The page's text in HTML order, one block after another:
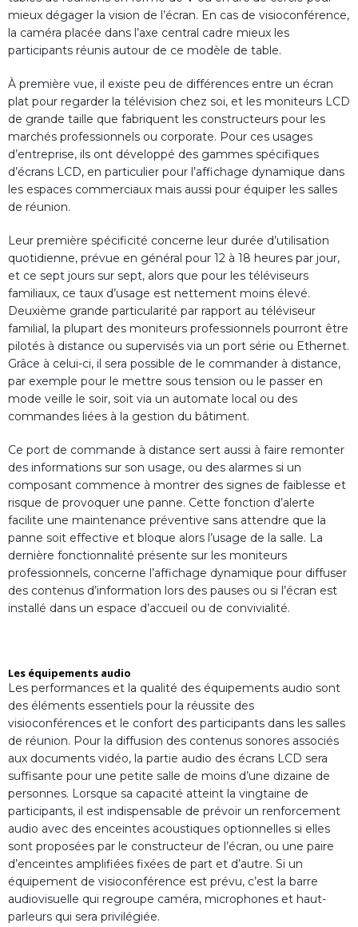
mieux dégager la vision de l’écran. En cas de visioconférence,
la caméra placée dans l’axe central cadre mieux les
participants réunis autour de ce modèle de table.
À première vue, il existe peu de différences entre un écran
plat pour regarder la télévision chez soi, et les moniteurs LCD
de grande taille que fabriquent les constructeurs pour les
marchés professionnels ou corporate. Pour ces usages
d’entreprise, ils ont développé des gammes spécifiques
d’écrans LCD, en particulier pour l’affichage dynamique dans
les espaces commerciaux mais aussi pour équiper les salles
de réunion.
Leur première spécificité concerne leur durée d’utilisation
quotidienne, prévue en général pour 12 à 18 heures par jour,
et ce sept jours sur sept, alors que pour les téléviseurs
familiaux, ce taux d’usage est nettement moins élevé.
Deuxième grande particularité par rapport au téléviseur
familial, la plupart des moniteurs professionnels pourront être
pilotés à distance ou supervisés via un port série ou Ethernet.
Grâce à celui-ci, il sera possible de le commander à distance,
par exemple pour le mettre sous tension ou le passer en
mode veille le soir, soit via un automate local ou des
commandes liées à la gestion du bâtiment.
Ce port de commande à distance sert aussi à faire remonter
des informations sur son usage, ou des alarmes si un
composant commence à montrer des signes de faiblesse et
risque de provoquer une panne. Cette fonction d’alerte
facilite une maintenance préventive sans attendre que la
panne soit effective et bloque alors l’usage de la salle. La
dernière fonctionnalité présente sur les moniteurs
professionnels, concerne l’affichage dynamique pour diffuser
des contenus d’information lors des pauses ou si l’écran est
installé dans un espace d’accueil ou de convivialité.
Les équipements audio
Les performances et la qualité des équipements audio sont
des éléments essentiels pour la réussite des
visioconférences et le confort des participants dans les salles
de réunion. Pour la diffusion des contenus sonores associés
aux documents vidéo, la partie audio des écrans LCD sera
suffisante pour une petite salle de moins d’une dizaine de
personnes. Lorsque sa capacité atteint la vingtaine de
participants, il est indispensable de prévoir un renforcement
audio avec des enceintes acoustiques optionnelles si elles
sont proposées par le constructeur de l’écran, ou une paire
d’enceintes amplifiées fixées de part et d’autre. Si un
équipement de visioconférence est prévu, c’est la barre
audiovisuelle qui regroupe caméra, microphones et haut-
parleurs qui sera privilégiée.